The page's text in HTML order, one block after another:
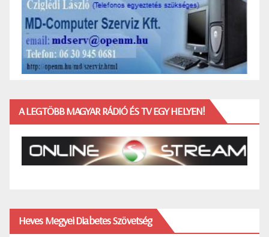
A LEGTÖBB MAGYAR RÁDIÓ ÉS TV EGY HELYEN!
Heves Megyei Diabetes Szövetség